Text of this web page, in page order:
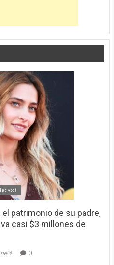
patrimonio de su padre,
casi $3 millones de
0